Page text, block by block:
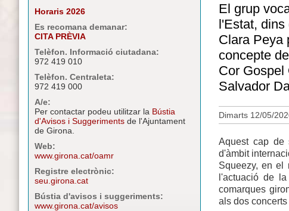
Horaris 2026
Es recomana demanar:
CITA PRÈVIA
Telèfon. Informació ciutadana:
972 419 010
Telèfon. Centraleta:
972 419 000
A/e:
Per contactar podeu utilitzar la Bústia
d'Avisos i Suggeriments de l'Ajuntament
de Girona.
Web:
www.girona.cat/oamr
Registre electrònic:
seu.girona.cat
Bústia d'avisos i suggeriments:
www.girona.cat/avisos
El grup
l'Estat, dins
Clara Peya
concepte
Cor Gospel
Salvador
Dimarts 12/05/
Aquest cap de
d'àmbit
Squeezy, en el
l'actuació de
comarques
als dos